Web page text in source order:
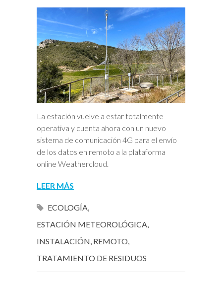
La estación vuelve a estar totalmente
operativa y cuenta ahora con un nuevo
sistema de comunicación 4G para el envío
de los datos en remoto a la plataforma
online Weathercloud.
LEER MÁS
ECOLOGÍA,
ESTACIÓN METEOROLÓGICA,
INSTALACIÓN, REMOTO,
TRATAMIENTO DE RESIDUOS